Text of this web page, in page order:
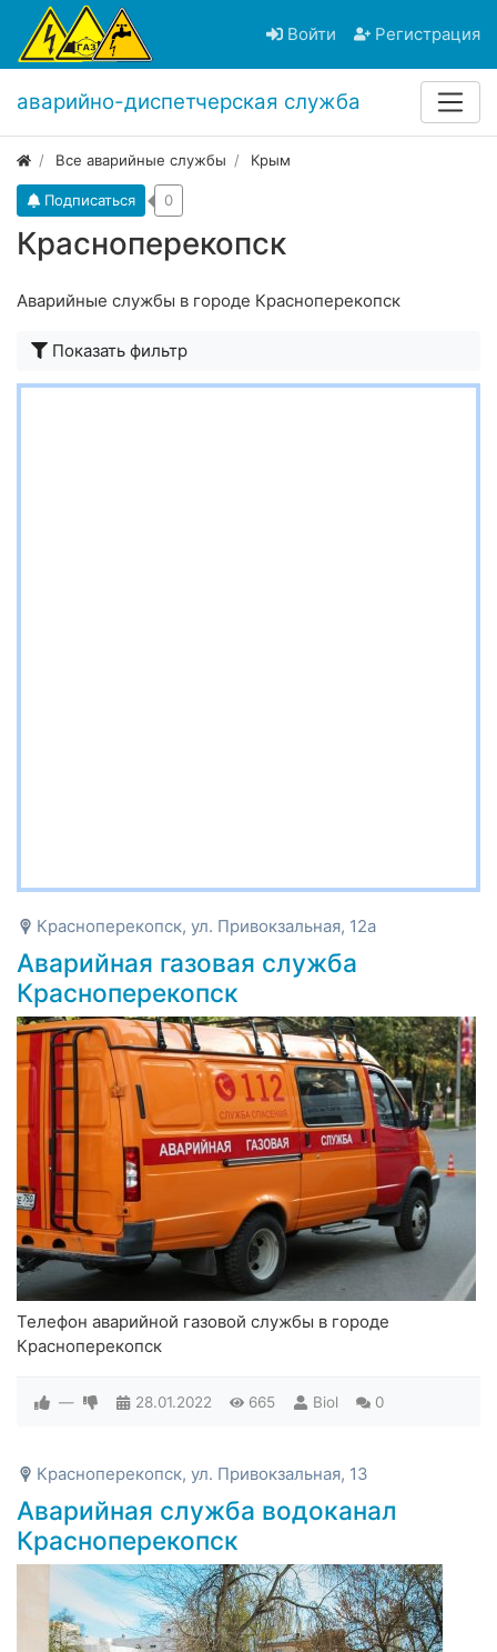
Войти Регистрация
аварийно-диспетчерская служба
Все аварийные службы Крым
Красноперекопск
Подписаться 0
Аварийные службы в городе Красноперекопск
Показать фильтр
Красноперекопск, ул. Привокзальная, 12а
Аварийная газовая служба
Красноперекопск
Телефон аварийной газовой службы в городе
Красноперекопск
— 28.01.2022 665 Biol 0
Красноперекопск, ул. Привокзальная, 13
Аварийная служба водоканал
Красноперекопск